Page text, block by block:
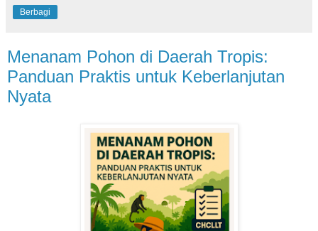
Berbagi
Menanam Pohon di Daerah Tropis:
Panduan Praktis untuk Keberlanjutan
Nyata